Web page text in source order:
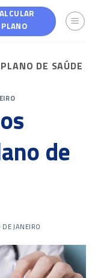
PLANO
DE SAÚDE
de
JANEIRO